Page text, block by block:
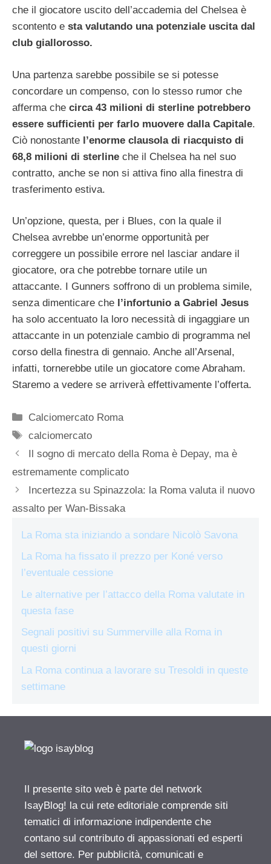
che il giocatore uscito dell’accademia del Chelsea è
scontento e sta valutando una potenziale uscita dal
club giallorosso.
Una partenza sarebbe possibile se si potesse
concordare un compenso, con lo stesso rumor che
afferma che circa 43 milioni di sterline potrebbero
essere sufficienti per farlo muovere dalla Capitale.
Ciò nonostante l’enorme clausola di riacquisto di
68,8 milioni di sterline che il Chelsea ha nel suo
contratto, anche se non si attiva fino alla finestra di
trasferimento estiva.
Un’opzione, questa, per i Blues, con la quale il
Chelsea avrebbe un’enorme opportunità per
correggere un possibile errore nel lasciar andare il
giocatore, ora che potrebbe tornare utile un
attaccante. I Gunners soffrono di un problema simile,
senza dimenticare che l’infortunio a Gabriel Jesus
ha solo accentuato la loro necessità di ingaggiare un
attaccante in un potenziale cambio di programma nel
corso della finestra di gennaio. Anche all’Arsenal,
infatti, tornerebbe utile un giocatore come Abraham.
Staremo a vedere se arriverà effettivamente l’offerta.
Categorie
Calciomercato Roma
Tag
calciomercato
Il sogno di mercato della Roma è Depay, ma è
estremamente complicato
Incertezza su Spinazzola: la Roma valuta il nuovo
assalto per Wan-Bissaka
La Roma sta iniziando a sondare Nicolò Savona
La Roma ha fissato il prezzo per Koné verso
l’eventuale cessione
Le alternative per l’attacco della Roma valutate in
questa fase
Segnali positivi su Summerville alla Roma in
questi giorni
La Roma continua a lavorare su Tresoldi in queste
settimane
Il presente sito web è parte del network
IsayBlog! la cui rete editoriale comprende siti
tematici di informazione indipendente che
contano sul contributo di appassionati ed esperti
del settore. Per pubblicità, comunicati e